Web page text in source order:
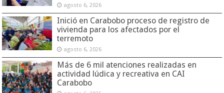
agosto 6, 2026
Inició en Carabobo proceso de registro de
vivienda para los afectados por el
terremoto
agosto 6, 2026
Más de 6 mil atenciones realizadas en
actividad lúdica y recreativa en CAI
Carabobo